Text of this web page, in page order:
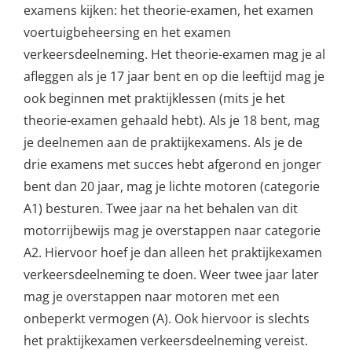
examens kijken: het theorie-examen, het examen
voertuigbeheersing en het examen
verkeersdeelneming. Het theorie-examen mag je al
afleggen als je 17 jaar bent en op die leeftijd mag je
ook beginnen met praktijklessen (mits je het
theorie-examen gehaald hebt). Als je 18 bent, mag
je deelnemen aan de praktijkexamens. Als je de
drie examens met succes hebt afgerond en jonger
bent dan 20 jaar, mag je lichte motoren (categorie
A1) besturen. Twee jaar na het behalen van dit
motorrijbewijs mag je overstappen naar categorie
A2. Hiervoor hoef je dan alleen het praktijkexamen
verkeersdeelneming te doen. Weer twee jaar later
mag je overstappen naar motoren met een
onbeperkt vermogen (A). Ook hiervoor is slechts
het praktijkexamen verkeersdeelneming vereist.